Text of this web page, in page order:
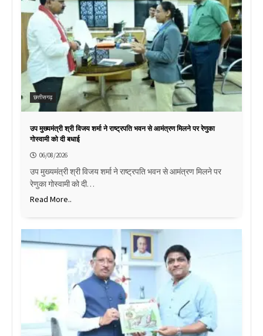
छत्तीसगढ़
उप मुख्यमंत्री श्री विजय शर्मा ने राष्ट्रपति भवन से आमंत्रण मिलने पर रेणुका
गोस्वामी को दी बधाई
06/08/2026
उप मुख्यमंत्री श्री विजय शर्मा ने राष्ट्रपति भवन से आमंत्रण मिलने पर
रेणुका गोस्वामी को दी…
Read More..